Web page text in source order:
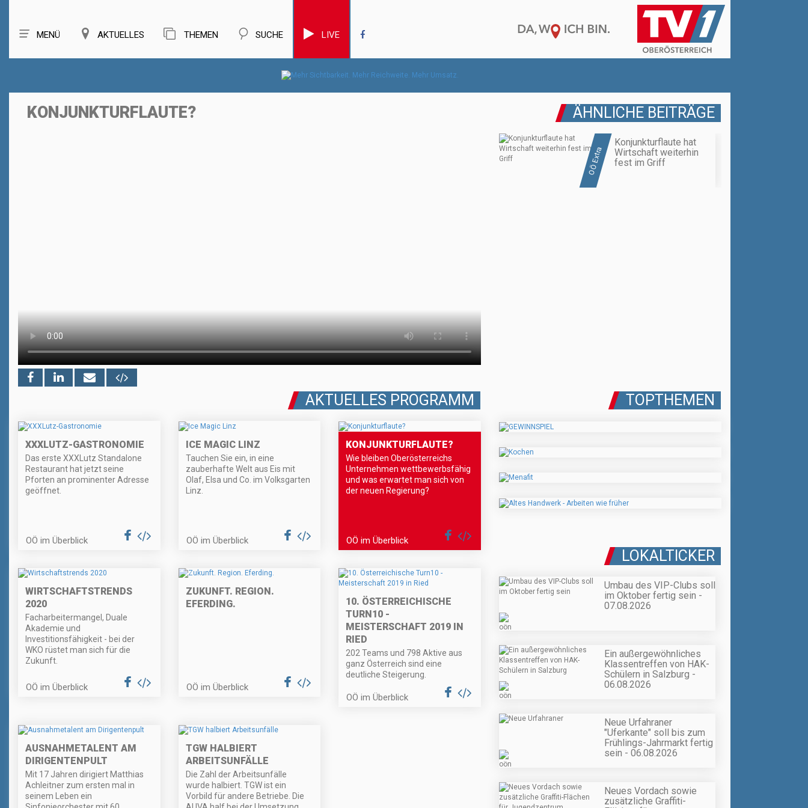
MENÜ AKTUELLES THEMEN SUCHE LIVE
KONJUNKTURFLAUTE? ÄHNLICHE BEITRÄGE
OÖ Extra
Konjunkturflaute hat
Wirtschaft weiterhin
fest im Griff
AKTUELLES PROGRAMM
XXXLUTZ-GASTRONOMIE
Das erste XXXLutz Standalone
Restaurant hat jetzt seine
Pforten an prominenter Adresse
geöffnet.
OÖ im Überblick
ICE MAGIC LINZ
Tauchen Sie ein, in eine
zauberhafte Welt aus Eis mit
Olaf, Elsa und Co. im Volksgarten
Linz.
OÖ im Überblick
KONJUNKTURFLAUTE?
Wie bleiben Oberösterreichs
Unternehmen wettbewerbsfähig
und was erwartet man sich von
der neuen Regierung?
OÖ im Überblick
WIRTSCHAFTSTRENDS
2020
Facharbeitermangel, Duale
Akademie und
Investitionsfähigkeit - bei der
WKO rüstet man sich für die
Zukunft.
OÖ im Überblick
ZUKUNFT. REGION.
EFERDING.
OÖ im Überblick
10. ÖSTERREICHISCHE
TURN10 -
MEISTERSCHAFT 2019 IN
RIED
202 Teams und 798 Aktive aus
ganz Österreich sind eine
deutliche Steigerung.
OÖ im Überblick
AUSNAHMETALENT AM
DIRIGENTENPULT
Mit 17 Jahren dirigiert Matthias
Achleitner zum ersten mal in
seinem Leben ein
TGW HALBIERT
ARBEITSUNFÄLLE
Die Zahl der Arbeitsunfälle
wurde halbiert. TGW ist ein
Vorbild für andere Betriebe. Die
TOPTHEMEN
LOKALTICKER
Umbau des VIP-Clubs soll
im Oktober fertig sein -
07.08.2026
Ein außergewöhnliches
Klassentreffen von HAK-
Schülern in Salzburg -
06.08.2026
Neue Urfahraner
"Uferkante" soll bis zum
Frühlings-Jahrmarkt fertig
sein - 06.08.2026
Neues Vordach sowie
zusätzliche Graffiti-